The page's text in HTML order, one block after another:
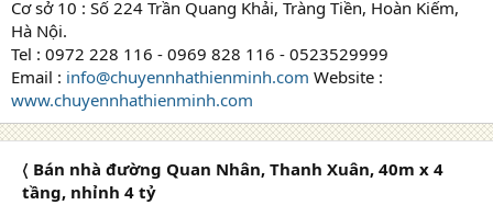
Cơ sở 10 : Số 224 Trần Quang Khải, Tràng Tiền, Hoàn Kiếm,
Hà Nội.
Tel : 0972 228 116 - 0969 828 116 - 0523529999
Email : info@chuyennhathienminh.com Website :
www.chuyennhathienminh.com
〈 Bán nhà đường Quan Nhân, Thanh Xuân, 40m x 4
tầng, nhỉnh 4 tỷ